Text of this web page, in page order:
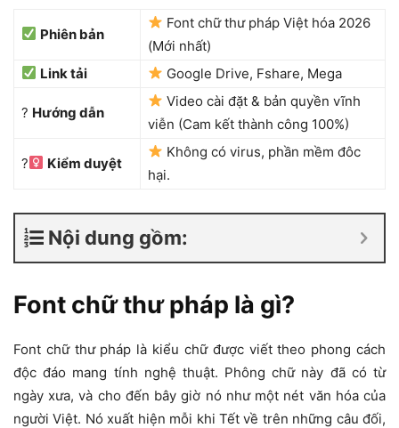
Phiên bản
Font chữ thư pháp Việt hóa 2026
(Mới nhất)
Link tải
Google Drive, Fshare, Mega
? Hướng dẫn
Video cài đặt & bản quyền vĩnh
viễn (Cam kết thành công 100%)
?‍ Kiểm duyệt
Không có virus, phần mềm đôc
hại.
Nội dung gồm:
Font chữ thư pháp là gì?
Font chữ thư pháp là kiểu chữ được viết theo phong cách
độc đáo mang tính nghệ thuật. Phông chữ này đã có từ
ngày xưa, và cho đến bây giờ nó như một nét văn hóa của
người Việt. Nó xuất hiện mỗi khi Tết về trên những câu đối,